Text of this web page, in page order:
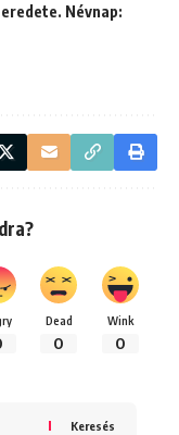
Névnap:
Dead
0
Wink
0
Keresés